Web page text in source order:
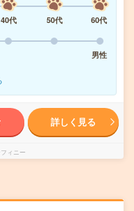
40代 50代
60代
男性
詳しく見る
ィニー